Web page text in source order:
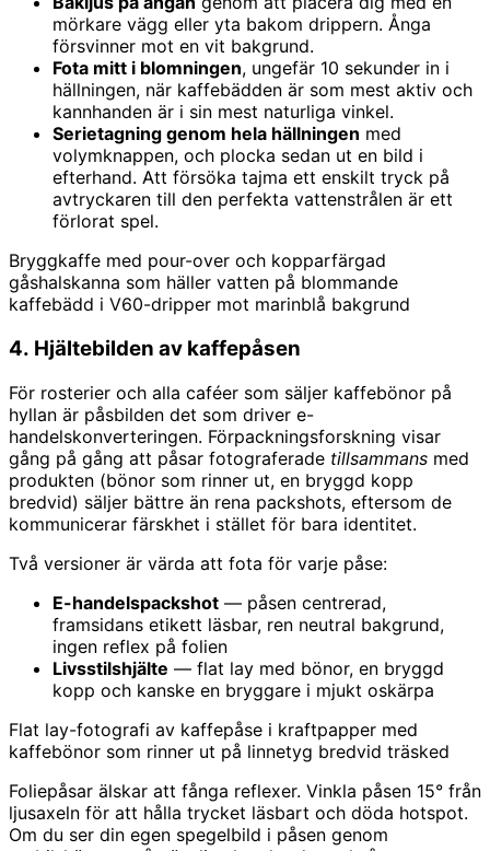
mörkare vägg eller yta bakom drippern. Ånga
försvinner mot en vit bakgrund.
Fota mitt i blomningen, ungefär 10 sekunder in i
hällningen, när kaffebädden är som mest aktiv och
kannhanden är i sin mest naturliga vinkel.
Serietagning genom hela hällningen med
volymknappen, och plocka sedan ut en bild i
efterhand. Att försöka tajma ett enskilt tryck på
avtryckaren till den perfekta vattenstrålen är ett
förlorat spel.
Bryggkaffe med pour-over och kopparfärgad
gåshalskanna som häller vatten på blommande
kaffebädd i V60-dripper mot marinblå bakgrund
4. Hjältebilden av kaffepåsen
För rosterier och alla caféer som säljer kaffebönor på
hyllan är påsbilden det som driver e-
handelskonverteringen. Förpackningsforskning visar
gång på gång att påsar fotograferade tillsammans med
produkten (bönor som rinner ut, en bryggd kopp
bredvid) säljer bättre än rena packshots, eftersom de
kommunicerar färskhet i stället för bara identitet.
Två versioner är värda att fota för varje påse:
E-handelspackshot — påsen centrerad,
framsidans etikett läsbar, ren neutral bakgrund,
ingen reflex på folien
Livsstilshjälte — flat lay med bönor, en bryggd
kopp och kanske en bryggare i mjukt oskärpa
Flat lay-fotografi av kaffepåse i kraftpapper med
kaffebönor som rinner ut på linnetyg bredvid träsked
Foliepåsar älskar att fånga reflexer. Vinkla påsen 15° från
ljusaxeln för att hålla trycket läsbart och döda hotspot.
Om du ser din egen spegelbild i påsen genom